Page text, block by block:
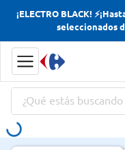
¡ELECTRO BLACK!
seleccionados
¿Qué estás buscando hoy?
Términos
Términos
Yerba
Cerveza
Doves